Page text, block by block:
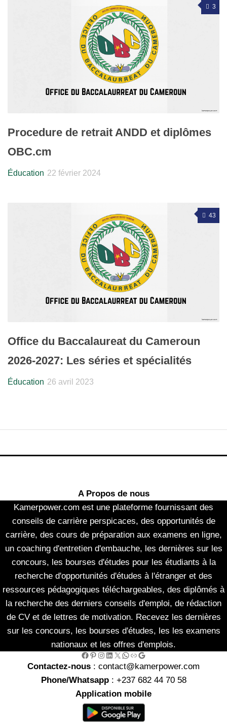
3
Procedure de retrait ANDD et diplômes
OBC.cm
Éducation 22 février 2024
43
Office du Baccalaureat du Cameroun
2026-2027: Les séries et spécialités
Éducation 26 avril 2023
A Propos de nous
Kamerpower.com est une plateforme fournissant des
conseils de carrière perspicaces, des opportunités de
carrière, des cours de préparation aux examens en ligne,
un coaching d'entretien d'embauche, les dernières sur les
concours, les bourses d'études pour les étudiants à la
recherche d'opportunités d'études à l'étranger et des
ressources pédagogiques téléchargeables, des diplômés à
la recherche des derniers conseils d'emploi, de rédaction
de CV et de lettres de motivation. Recevez les dernières
sur les concours, les bourses d'études, les les examens
nationaux et les offres d'emplois.
Facebook Pinterest InstagramLinkedIn X WhatsApp Link Google
Contactez-nous : contact@kamerpower.com
Phone/Whatsapp: +237 682 44 70 58
Application mobile